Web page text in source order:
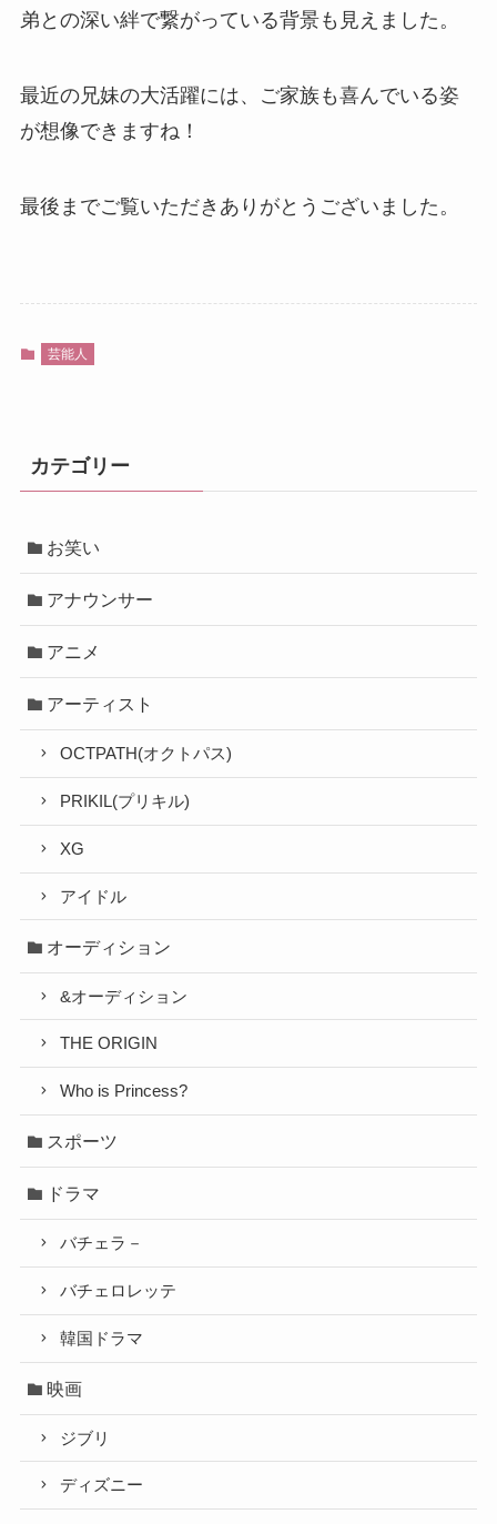
弟との深い絆で繋がっている背景も見えました。
最近の兄妹の大活躍には、ご家族も喜んでいる姿
が想像できますね！
最後までご覧いただきありがとうございました。
芸能人
カテゴリー
お笑い
アナウンサー
アニメ
アーティスト
OCTPATH(オクトパス)
PRIKIL(プリキル)
XG
アイドル
オーディション
&オーディション
THE ORIGIN
Who is Princess?
スポーツ
ドラマ
バチェラ－
バチェロレッテ
韓国ドラマ
映画
ジブリ
ディズニー